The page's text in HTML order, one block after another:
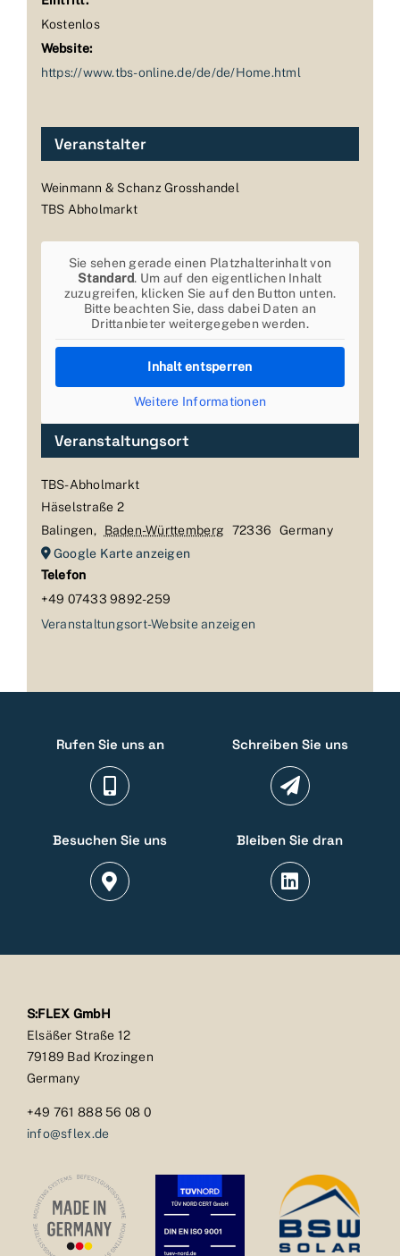
Kostenlos
Website:
https://www.tbs-online.de/de/de/Home.html
Veranstalter
Weinmann & Schanz Grosshandel
TBS Abholmarkt
Veranstaltungsort
TBS-Abholmarkt
Häselstraße 2
Balingen, Baden-Württemberg 72336
Germany
Google Karte anzeigen
Telefon
+49 07433 9892-259
Veranstaltungsort-Website anzeigen
Sie sehen gerade einen Platzhalterinhalt von
Standard. Um auf den eigentlichen Inhalt
zuzugreifen, klicken Sie auf den Button unten.
Bitte beachten Sie, dass dabei Daten an
Drittanbieter weitergegeben werden.
Inhalt entsperren
Weitere Informationen
Rufen Sie uns an Schreiben Sie uns
Besuchen Sie uns Bleiben Sie dran
S:FLEX GmbH
Elsäßer Straße 12
79189 Bad Krozingen
Germany
+49 761 888 56 08 0
info@sflex.de